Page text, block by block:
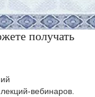
получать
вебинаров.